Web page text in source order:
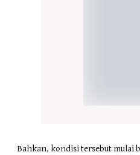
Bahkan, kondisi tersebut mulai